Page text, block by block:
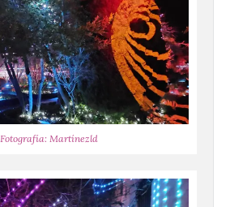
Fotografía: Martínezld